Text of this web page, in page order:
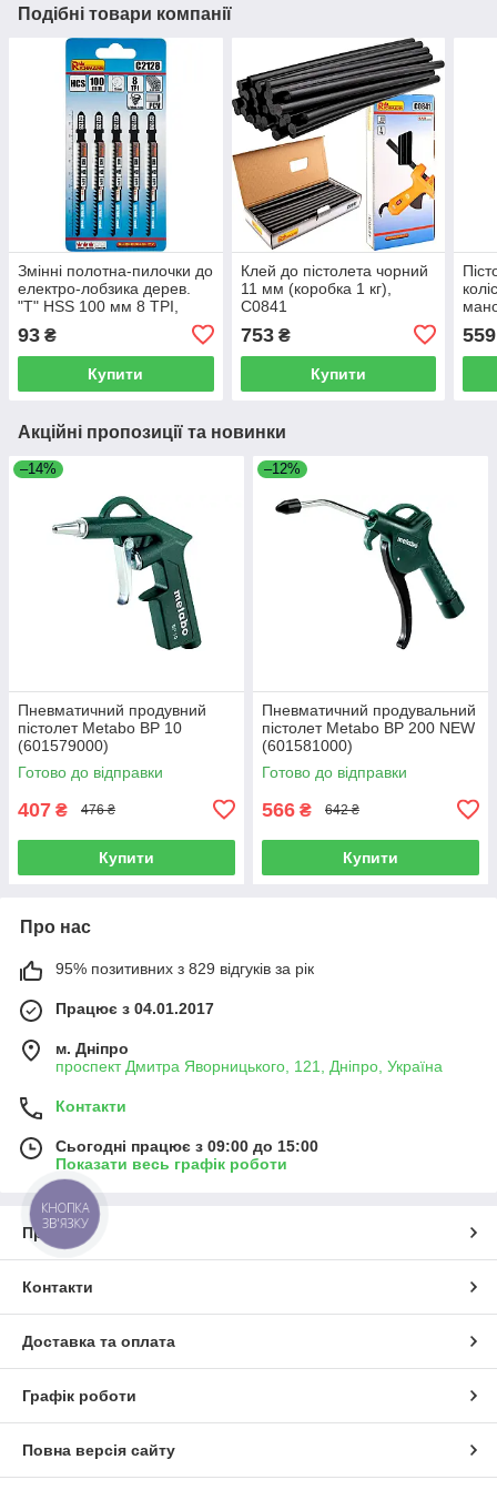
Подібні товари компанії
Змінні полотна-пилочки до
електро-лобзика дерев.
"T" HSS 100 мм 8 TPI,
швидкий різ, 5 ел., C2128
93 ₴
Купити
Клей до пістолета чорний
11 мм (коробка 1 кг),
C0841
753₴
Купити
559
Акційні пропозиції та новинки
–14%
Пневматичний продувний
пістолет Metabo BP 10
(601579000)
Готово до відправки
407 ₴ 476 ₴
Купити
–12%
Пневматичний продувальний
пістолет Metabo BP 200 NEW
(601581000)
Готово до відправки
566 ₴ 642 ₴
Купити
Про нас
95% позитивних з 829 відгуків за рік
Працює з 04.01.2017
м. Дніпро
проспект Дмитра Яворницького, 121, Дніпро, Україна
Контакти
Сьогодні працює з 09:00 до 15:00
Показати весь графік роботи
Про нас
Контакти
Доставка та оплата
Графік роботи
Повна версія сайту
КНОПКА
ЗВ'ЯЗКУ